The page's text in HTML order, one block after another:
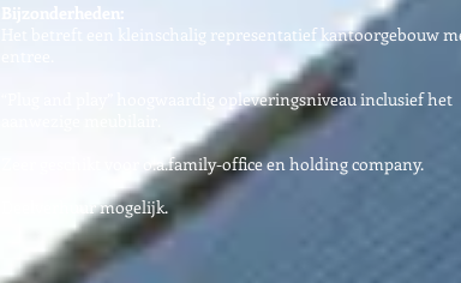
Bijzonderheden:
Het betreft een kleinschalig representatief kantoorgebouw
“Plug and play” hoogwaardig opleveringsniveau inclusief het
Zeer geschikt voor o.a.family-office en holding company.
Deelverhuur mogelijk.